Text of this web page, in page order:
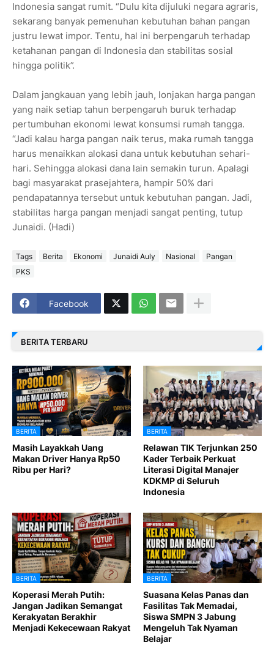
Indonesia sangat rumit. “Dulu kita dijuluki negara agraris,
sekarang banyak pemenuhan kebutuhan bahan pangan
justru lewat impor. Tentu, hal ini berpengaruh terhadap
ketahanan pangan di Indonesia dan stabilitas sosial
hingga politik”.
Dalam jangkauan yang lebih jauh, lonjakan harga pangan
yang naik setiap tahun berpengaruh buruk terhadap
pertumbuhan ekonomi lewat konsumsi rumah tangga.
“Jadi kalau harga pangan naik terus, maka rumah tangga
harus menaikkan alokasi dana untuk kebutuhan sehari-
hari. Sehingga alokasi dana lain semakin turun. Apalagi
bagi masyarakat prasejahtera, hampir 50% dari
pendapatannya tersebut untuk kebutuhan pangan. Jadi,
stabilitas harga pangan menjadi sangat penting, tutup
Junaidi. (Hadi)
Tags Berita Ekonomi Junaidi Auly Nasional
Pangan
PKS
Facebook
BERITA TERBARU
BERITA
Masih Layakkah Uang
Makan Driver Hanya Rp50
Ribu per Hari?
BERITA
Relawan TIK Terjunkan 250
Kader Terbaik Perkuat
Literasi Digital Manajer
KDKMP di Seluruh
Indonesia
BERITA
Koperasi Merah Putih:
Jangan Jadikan Semangat
Kerakyatan Berakhir
Menjadi Kekecewaan Rakyat
BERITA
Suasana Kelas Panas dan
Fasilitas Tak Memadai,
Siswa SMPN 3 Jabung
Mengeluh Tak Nyaman
Belajar